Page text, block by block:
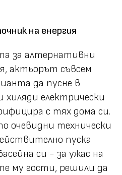
на енергия
за алтернативни
актьорът съвсем
да пусне в
електрически
с тях дома си.
очевидни технически
пуска
си - за ужас на
му гости, решили да